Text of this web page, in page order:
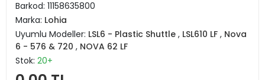
Barkod: 11158635800
Marka: Lohia
Uyumlu Modeller: LSL6 - Plastic Shuttle , LSL610 LF , Nova
6 - 576 & 720 , NOVA 62 LF
Stok: 20+